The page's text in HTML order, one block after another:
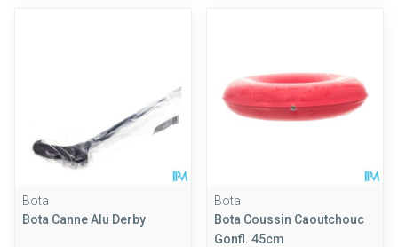
Bota
Bota Canne Alu Derby
Bota
Bota Coussin Caoutchouc
Gonfl. 45cm